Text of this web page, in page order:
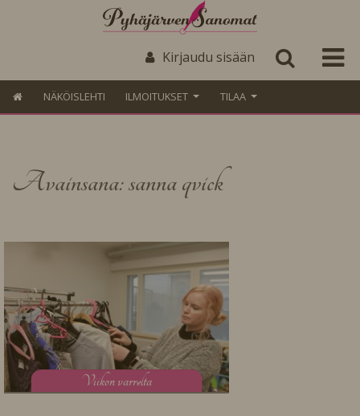
Kirjaudu sisään
NÄKÖISLEHTI ILMOITUKSET TILAA
Avainsana: sanna qvick
Viikon varrelta